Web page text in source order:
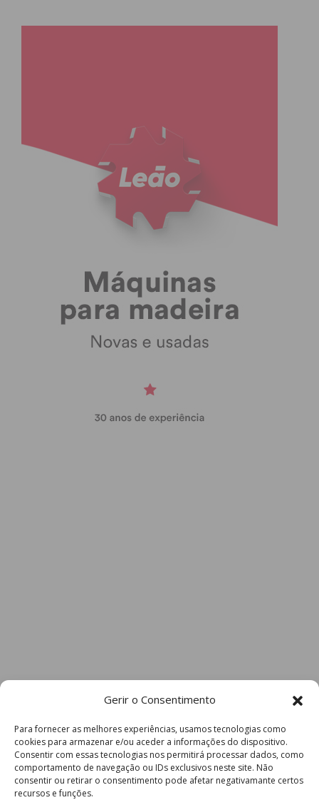
Gerir o Consentimento
Para fornecer as melhores experiências, usamos tecnologias como
cookies para armazenar e/ou aceder a informações do dispositivo.
Consentir com essas tecnologias nos permitirá processar dados, como
comportamento de navegação ou IDs exclusivos neste site. Não
consentir ou retirar o consentimento pode afetar negativamante certos
recursos e funções.